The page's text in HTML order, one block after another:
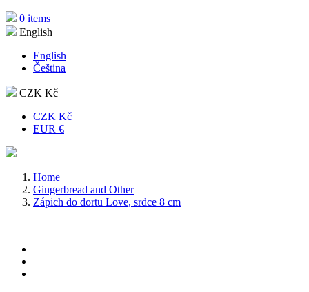
0 items
English
English
Čeština
CZK Kč
CZK Kč
EUR €
Home
Gingerbread and Other
Zápich do dortu Love, srdce 8 cm